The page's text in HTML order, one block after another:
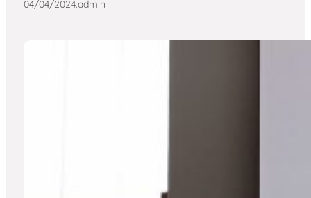
04/04/2024.admin